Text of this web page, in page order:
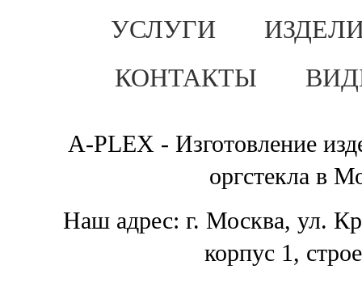
УСЛУГИ
КОНТАКТЫ
A-PLEX - Изготовление
оргстекла в
Наш адрес: г. Москва, ул.
корпус 1,